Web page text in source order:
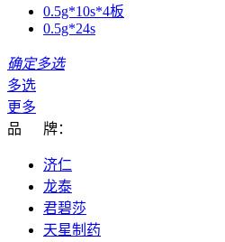
0.5g*10s*4板
0.5g*24s
确定多选
多选
更多
品 牌：
济仁
龙泰
君碧莎
天星制药